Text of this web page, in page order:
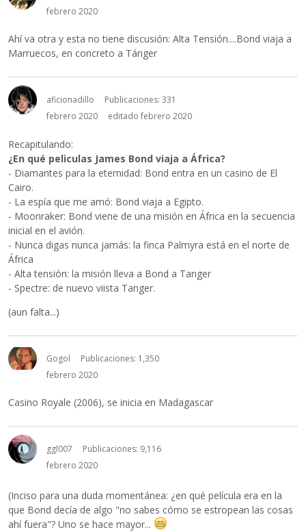
febrero 2020
Ahí va otra y esta no tiene discusión: Alta Tensión....Bond viaja a
Marruecos, en concreto a Tánger
aficionadillo
Publicaciones: 331
febrero 2020
editado febrero 2020
Recapitulando:
¿En qué peliculas James Bond viaja a África?
- Diamantes para la eternidad: Bond entra en un casino de El
Cairo.
- La espía que me amó: Bond viaja a Egipto.
- Moonraker: Bond viene de una misión en África en la secuencia
inicial en el avión.
- Nunca digas nunca jamás: la finca Palmyra está en el norte de
África
- Alta tensión: la misión lleva a Bond a Tanger
- Spectre: de nuevo viista Tanger.
(aun falta...)
Gogol
Publicaciones: 1,350
febrero 2020
Casino Royale (2006), se inicia en Madagascar
ggl007
Publicaciones: 9,116
febrero 2020
(Inciso para una duda momentánea: ¿en qué película era en la
que Bond decía de algo "no sabes cómo se estropean las cosas
ahí fuera"? Uno se hace mayor...